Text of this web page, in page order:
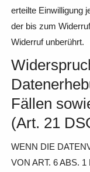
erteilte Einwilligung
der bis zum
Widerruf unberührt.
Fällen
(Art. 21
WENN DIE
VON ART. 6 ABS.